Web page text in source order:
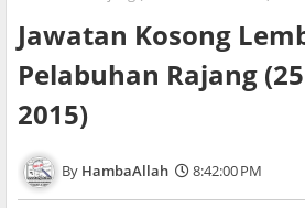
Jawatan Kosong
Pelabuhan Rajang
2015)
HambaAllah 8:42:00 PM